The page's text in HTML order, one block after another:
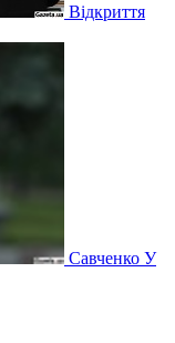
Відкриття
Савченко У